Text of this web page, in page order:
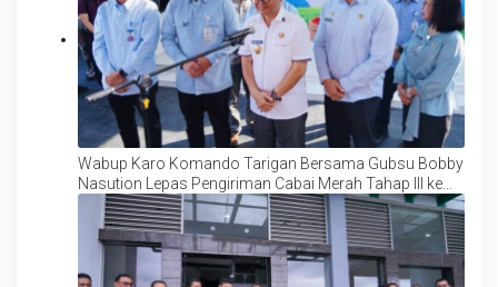
Wabup Karo Komando Tarigan Bersama Gubsu Bobby
Nasution Lepas Pengiriman Cabai Merah Tahap III ke
Palangka Raya